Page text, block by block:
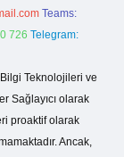
Teams:
726 Telegram:
Teknolojileri ve
Sağlayıcı olarak
proaktif olarak
Ancak,